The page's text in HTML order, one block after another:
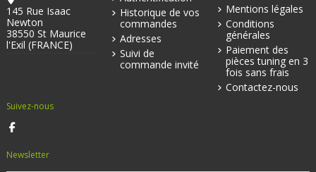
145 Rue Isaac
Newton
38550 St Maurice
l'Exil (FRANCE)
Historique de vos
commandes
Adresses
Suivi de
commande invité
Mentions légales
Conditions
générales
Paiement des
pièces tuning en 3
fois sans frais
Contactez-nous
Suivez-nous
Newsletter